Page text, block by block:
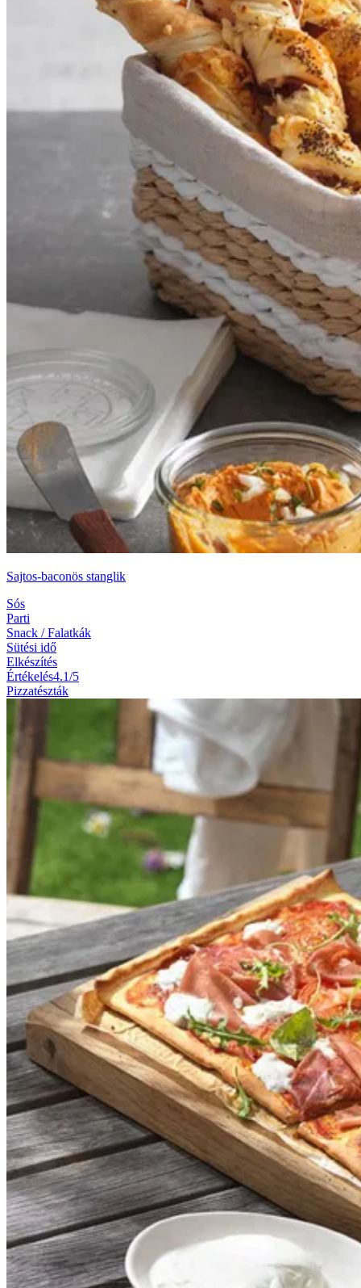
Sajtos-baconös stanglik
Sós
Parti
Snack / Falatkák
Sütési idő
Elkészítés
Értékelés4.1/5
Pizzatészták